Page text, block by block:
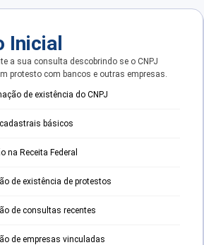
Inicial
a sua consulta descobrindo se o CNPJ
protesto com bancos e outras empresas.
de existência do CNPJ
básicos
na Receita Federal
de existência de protestos
de consultas recentes
de empresas vinculadas